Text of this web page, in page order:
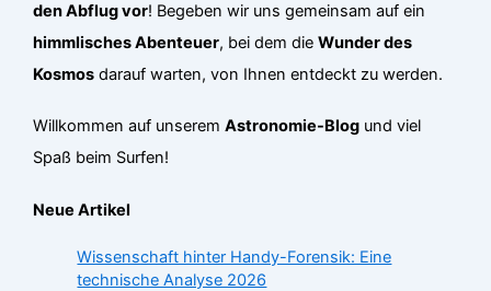
den Abflug vor! Begeben wir uns gemeinsam auf ein
himmlisches Abenteuer, bei dem dieWunder des
Kosmos darauf warten, von Ihnen entdeckt zu werden.
Willkommen auf unseremAstronomie-Blog und viel
Spaß beim Surfen!
Neue Artikel
Wissenschaft hinter Handy-Forensik: Eine
technische Analyse 2026